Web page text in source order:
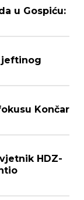
u Gospiću:
jeftinog
Končar
HDZ-